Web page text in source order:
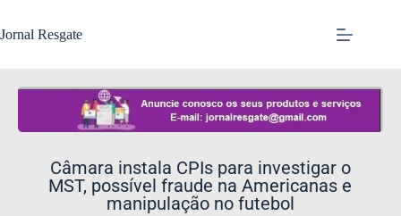
Jornal Resgate
Câmara instala CPIs para investigar o
MST, possível fraude na Americanas e
manipulação no futebol